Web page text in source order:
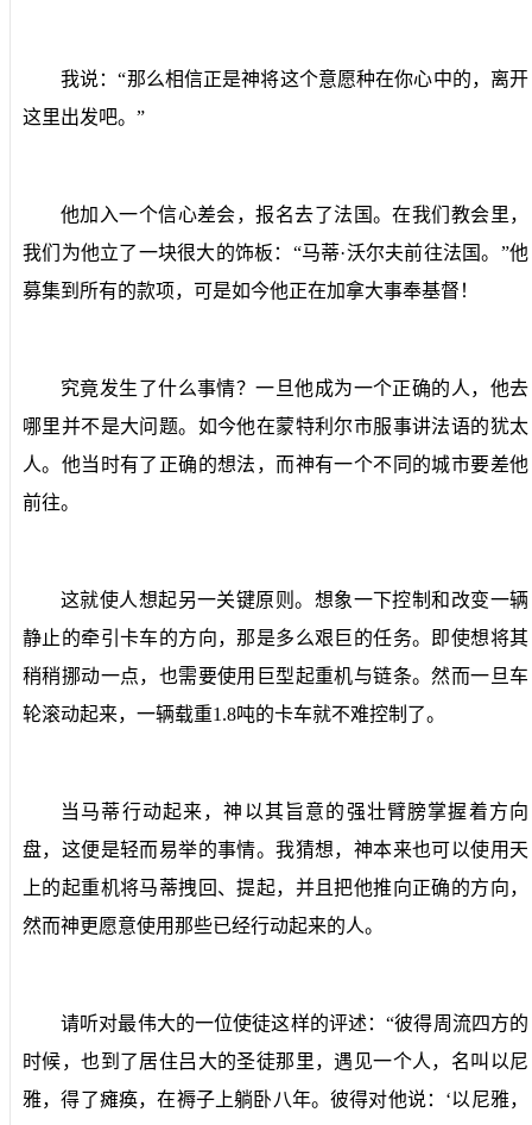
我说：“那么相信正是神将这个意愿种在你心中的，离开
这里出发吧。”
他加入一个信心差会，报名去了法国。在我们教会里，
我们为他立了一块很大的饰板：“马蒂·沃尔夫前往法国。”他
募集到所有的款项，可是如今他正在加拿大事奉基督！
究竟发生了什么事情？一旦他成为一个正确的人，他去
哪里并不是大问题。如今他在蒙特利尔市服事讲法语的犹太
人。他当时有了正确的想法，而神有一个不同的城市要差他
前往。
这就使人想起另一关键原则。想象一下控制和改变一辆
静止的牵引卡车的方向，那是多么艰巨的任务。即使想将其
稍稍挪动一点，也需要使用巨型起重机与链条。然而一旦车
轮滚动起来，一辆载重1.8吨的卡车就不难控制了。
当马蒂行动起来，神以其旨意的强壮臂膀掌握着方向
盘，这便是轻而易举的事情。我猜想，神本来也可以使用天
上的起重机将马蒂拽回、提起，并且把他推向正确的方向，
然而神更愿意使用那些已经行动起来的人。
请听对最伟大的一位使徒这样的评述：“彼得周流四方的
时候，也到了居住吕大的圣徒那里，遇见一个人，名叫以尼
雅，得了瘫痪，在褥子上躺卧八年。彼得对他说：‘以尼雅，